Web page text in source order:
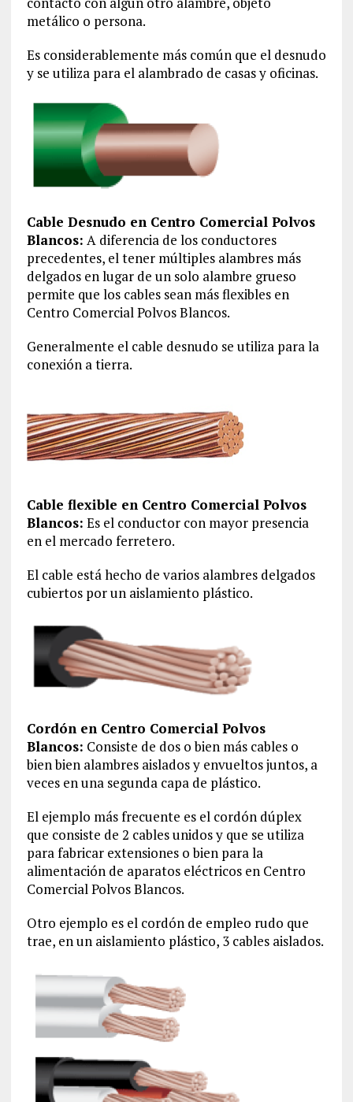
metálico o persona.
Es considerablemente más común que el desnudo
y se utiliza para el alambrado de casas y oficinas.
Cable Desnudo en Centro Comercial Polvos
Blancos: A diferencia de los conductores
precedentes, el tener múltiples alambres más
delgados en lugar de un solo alambre grueso
permite que los cables sean más flexibles en
Centro Comercial Polvos Blancos.
Generalmente el cable desnudo se utiliza para la
conexión a tierra.
Cable flexible en Centro Comercial Polvos
Blancos: Es el conductor con mayor presencia
en el mercado ferretero.
El cable está hecho de varios alambres delgados
cubiertos por un aislamiento plástico.
Cordón en Centro Comercial Polvos
Blancos: Consiste de dos o bien más cables o
bien bien alambres aislados y envueltos juntos, a
veces en una segunda capa de plástico.
El ejemplo más frecuente es el cordón dúplex
que consiste de 2 cables unidos y que se utiliza
para fabricar extensiones o bien para la
alimentación de aparatos eléctricos en Centro
Comercial Polvos Blancos.
Otro ejemplo es el cordón de empleo rudo que
trae, en un aislamiento plástico, 3 cables aislados.